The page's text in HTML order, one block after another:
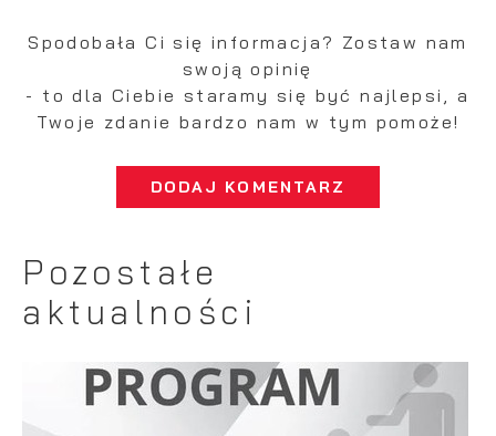
Spodobała Ci się informacja? Zostaw nam
swoją opinię
- to dla Ciebie staramy się być najlepsi, a
Twoje zdanie bardzo nam w tym pomoże!
DODAJ KOMENTARZ
Pozostałe
aktualności